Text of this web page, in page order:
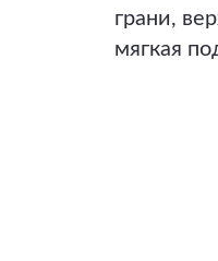
грани,
мягкая